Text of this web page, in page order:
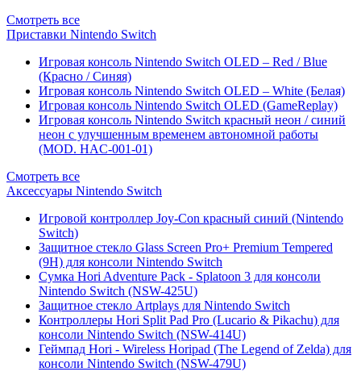
Смотреть все
Приставки Nintendo Switch
Игровая консоль Nintendo Switch OLED – Red / Blue
(Красно / Синяя)
Игровая консоль Nintendo Switch OLED – White (Белая)
Игровая консоль Nintendo Switch OLED (GameReplay)
Игровая консоль Nintendo Switch красный неон / синий
неон с улучшенным временем автономной работы
(MOD. HAC-001-01)
Смотреть все
Аксессуары Nintendo Switch
Игровой контроллер Joy-Con красный синий (Nintendo
Switch)
Защитное стекло Glass Screen Pro+ Premium Tempered
(9H) для консоли Nintendo Switch
Сумка Hori Adventure Pack - Splatoon 3 для консоли
Nintendo Switch (NSW-425U)
Защитное стекло Artplays для Nintendo Switch
Контроллеры Hori Split Pad Pro (Lucario & Pikachu) для
консоли Nintendo Switch (NSW-414U)
Геймпад Hori - Wireless Horipad (The Legend of Zelda) для
консоли Nintendo Switch (NSW-479U)